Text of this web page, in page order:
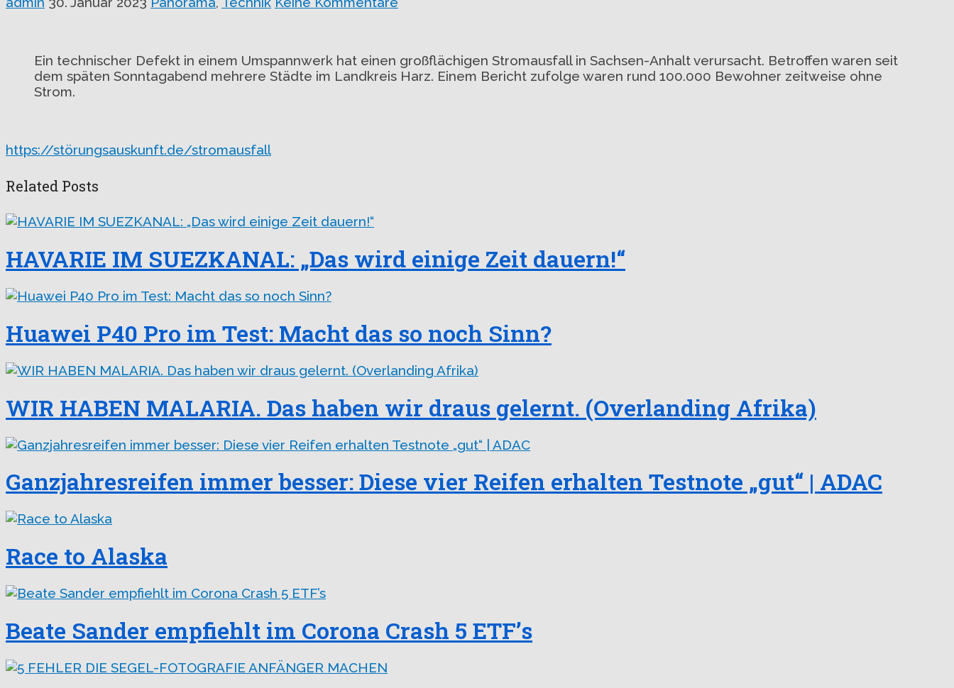
Ein technischer Defekt in einem Umspannwerk hat einen großflächigen Stromausfall in Sachsen-Anhalt verursacht. Betroffen waren seit
dem späten Sonntagabend mehrere Städte im Landkreis Harz. Einem Bericht zufolge waren rund 100.000 Bewohner zeitweise ohne
Strom.
https://störungsauskunft.de/stromausfall
Related Posts
HAVARIE IM SUEZKANAL: „Das wird einige Zeit dauern!“
Huawei P40 Pro im Test: Macht das so noch Sinn?
WIR HABEN MALARIA. Das haben wir draus gelernt. (Overlanding Afrika)
Ganzjahresreifen immer besser: Diese vier Reifen erhalten Testnote „gut“ | ADAC
Race to Alaska
Beate Sander empfiehlt im Corona Crash 5 ETF’s